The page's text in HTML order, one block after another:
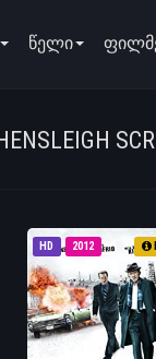
წელი
HD 2012